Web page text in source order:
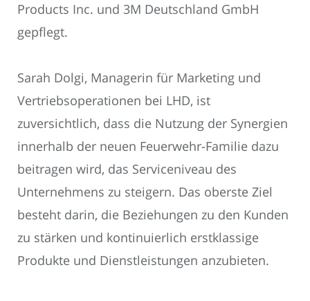
Products Inc. und 3M Deutschland GmbH
gepflegt.
Sarah Dolgi, Managerin für Marketing und
Vertriebsoperationen bei LHD, ist
zuversichtlich, dass die Nutzung der Synergien
innerhalb der neuen Feuerwehr-Familie dazu
beitragen wird, das Serviceniveau des
Unternehmens zu steigern. Das oberste Ziel
besteht darin, die Beziehungen zu den Kunden
zu stärken und kontinuierlich erstklassige
Produkte und Dienstleistungen anzubieten.